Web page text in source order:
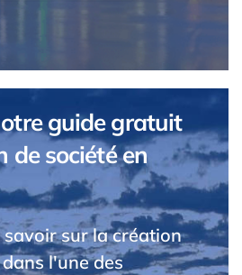
guide gratuit
de société en
savoir sur la création
l'une des